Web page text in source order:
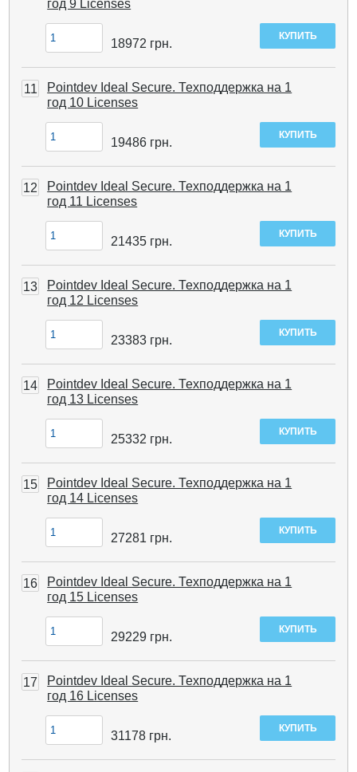
год 9 Licenses
18972 грн.
11
Pointdev Ideal Secure. Техподдержка на 1
год 10 Licenses
19486 грн.
12
Pointdev Ideal Secure. Техподдержка на 1
год 11 Licenses
21435 грн.
13
Pointdev Ideal Secure. Техподдержка на 1
год 12 Licenses
23383 грн.
14
Pointdev Ideal Secure. Техподдержка на 1
год 13 Licenses
25332 грн.
15
Pointdev Ideal Secure. Техподдержка на 1
год 14 Licenses
27281 грн.
16
Pointdev Ideal Secure. Техподдержка на 1
год 15 Licenses
29229 грн.
17
Pointdev Ideal Secure. Техподдержка на 1
год 16 Licenses
31178 грн.